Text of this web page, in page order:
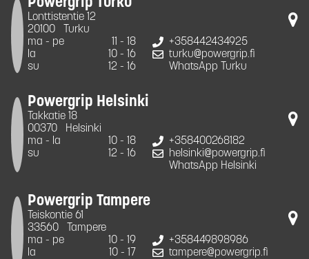
Lonttistentie 12
20100
Turku
ma - pe
11 - 18
la
10 - 16
su
12 - 16
+358442434925
turku@powergrip.fi
WhatsApp Turku
Powergrip Helsinki
Takkatie 18
00370
Helsinki
ma - la
10 - 18
su
12 - 16
+358400268182
helsinki@powergrip.fi
WhatsApp Helsinki
Powergrip Tampere
Teiskontie 61
33560
Tampere
ma - pe
10 - 19
la
10 - 17
+358449898986
tampere@powergrip.fi